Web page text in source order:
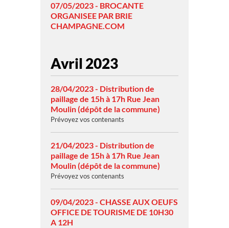
07/05/2023 - BROCANTE
ORGANISEE PAR BRIE
CHAMPAGNE.COM
Avril 2023
28/04/2023 - Distribution de
paillage de 15h à 17h Rue Jean
Moulin (dépôt de la commune)
Prévoyez vos contenants
21/04/2023 - Distribution de
paillage de 15h à 17h Rue Jean
Moulin (dépôt de la commune)
Prévoyez vos contenants
09/04/2023 - CHASSE AUX OEUFS
OFFICE DE TOURISME DE 10H30
A 12H